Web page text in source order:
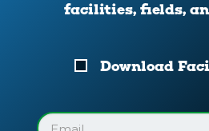
facilities, fields,
Download
Guide
Download
Email